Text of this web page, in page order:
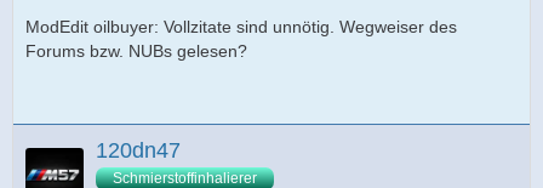
ModEdit oilbuyer: Vollzitate sind unnötig. Wegweiser des
Forums bzw. NUBs gelesen?
120dn47
Schmierstoffinhalierer